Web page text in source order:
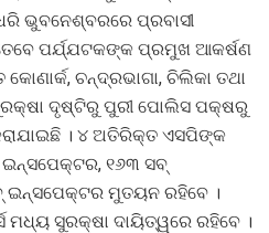
ଭୁବନେଶ୍ବରରେ ପ୍ରବାସୀ
ପର୍ଯ୍ଯଟକଙ୍କ ପ୍ରମୁଖ ଆକର୍ଷଣ
ଚନ୍ଦ୍ରଭାଗା, ଚିଲିକା ତଥା
ଦୃଷ୍ଟିରୁ ପୁରୀ ପୋଲିସ ପକ୍ଷରୁ
। ୪ ଅତିରିକ୍ତ ଏସପିଙ୍କ
୧୬୩ ସବ୍
ମୁତୟନ ରହିବେ ।
ମଧ୍ୟ ସୁରକ୍ଷା ଦାୟିତ୍ୱରେ ରହିବେ ।